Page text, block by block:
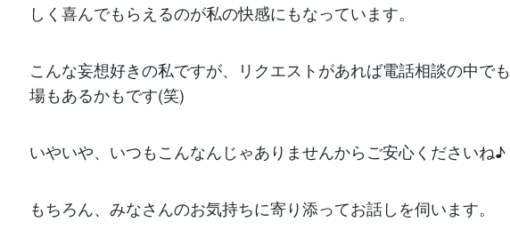
しく喜んでもらえるのが私の快感にもなっています。
こんな妄想好きの私ですが、リクエストがあれば電話相談の中で
場もあるかもです(笑)
いやいや、いつもこんなんじゃありませんからご安心くださいね♪
もちろん、みなさんのお気持ちに寄り添ってお話しを伺います。